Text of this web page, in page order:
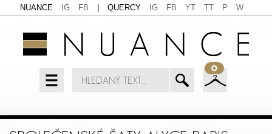
NUANCE IG FB QUERCY IG FB YT TT P W
0